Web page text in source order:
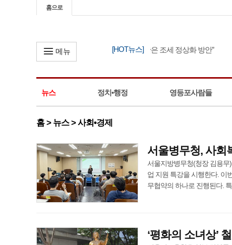
홈으로
[HOT뉴스]
한병도, “정부 세제 개편안은 조세 정상화 방안”
메뉴
뉴스 정치•행정 영등포사람들
홈 > 뉴스 > 사회•경제
서울병무청, 사회
서울지방병무청(청장 김용무
업 지원 특강을 시행한다. 이
무협약의 하나로 진행된다.
‘평화의 소녀상’